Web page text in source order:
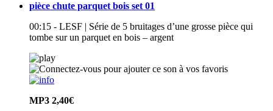
pièce chute parquet bois set 01
00:15 - LESF | Série de 5 bruitages d’une grosse pièce qui
tombe sur un parquet en bois – argent
MP3 2,40€